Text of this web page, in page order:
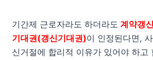
기간제 근로자라도 하더라도 계약갱
기대권(갱신기대권)이 인정된다면,
신거절에 합리적 이유가 있어야 하고